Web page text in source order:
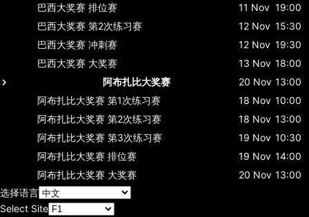
巴西大奖赛 排位赛 11 Nov 19:00
巴西大奖赛 第2次练习赛 12 Nov 15:30
巴西大奖赛 冲刺赛 12 Nov 19:30
巴西大奖赛 大奖赛 13 Nov 18:00
阿布扎比大奖赛
20 Nov 13:00
阿布扎比大奖赛 第1次练习赛 18 Nov 10:00
阿布扎比大奖赛 第2次练习赛 18 Nov 13:00
阿布扎比大奖赛 第3次练习赛 19 Nov 10:30
阿布扎比大奖赛 排位赛 19 Nov 14:00
阿布扎比大奖赛 大奖赛 20 Nov 13:00
选择语言
Select Site